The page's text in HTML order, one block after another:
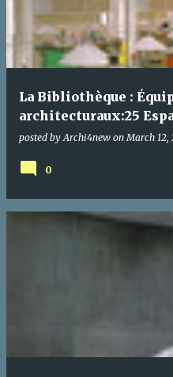
La Bibliothèque :
architecturaux:25
posted by Archi4new on March 12,
0